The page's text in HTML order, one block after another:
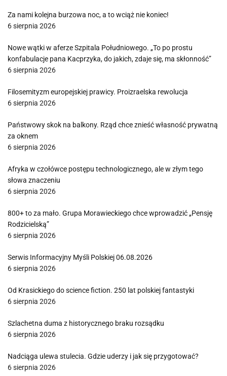
Za nami kolejna burzowa noc, a to wciąż nie koniec!
6 sierpnia 2026
Nowe wątki w aferze Szpitala Południowego. „To po prostu
konfabulacje pana Kacprzyka, do jakich, zdaje się, ma skłonność”
6 sierpnia 2026
Filosemityzm europejskiej prawicy. Proizraelska rewolucja
6 sierpnia 2026
Państwowy skok na balkony. Rząd chce znieść własność prywatną
za oknem
6 sierpnia 2026
Afryka w czołówce postępu technologicznego, ale w złym tego
słowa znaczeniu
6 sierpnia 2026
800+ to za mało. Grupa Morawieckiego chce wprowadzić „Pensję
Rodzicielską”
6 sierpnia 2026
Serwis Informacyjny Myśli Polskiej 06.08.2026
6 sierpnia 2026
Od Krasickiego do science fiction. 250 lat polskiej fantastyki
6 sierpnia 2026
Szlachetna duma z historycznego braku rozsądku
6 sierpnia 2026
Nadciąga ulewa stulecia. Gdzie uderzy i jak się przygotować?
6 sierpnia 2026